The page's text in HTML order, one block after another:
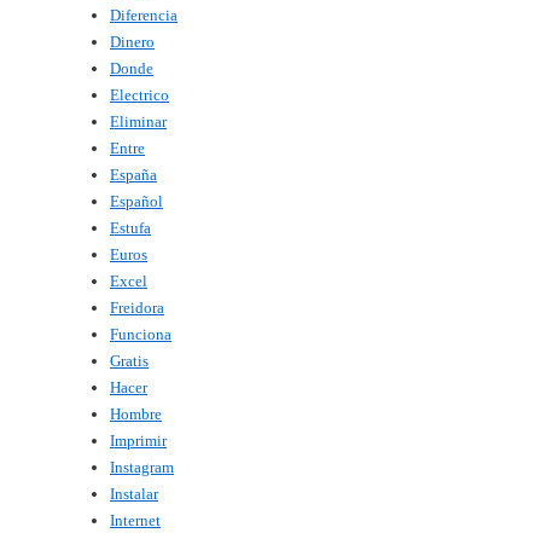
Diferencia
Dinero
Donde
Electrico
Eliminar
Entre
España
Español
Estufa
Euros
Excel
Freidora
Funciona
Gratis
Hacer
Hombre
Imprimir
Instagram
Instalar
Internet